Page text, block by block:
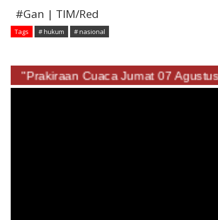
#Gan | TIM/Red
Tags # hukum # nasional
"Prakiraan Cuaca Jumat 07